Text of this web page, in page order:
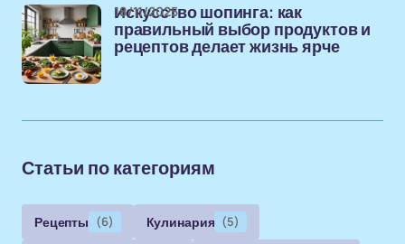
Искусство шопинга: как
правильный выбор продуктов и
рецептов делает жизнь ярче
18/11/2025
Статьи по категориям
Рецепты (6) Кулинария (5)